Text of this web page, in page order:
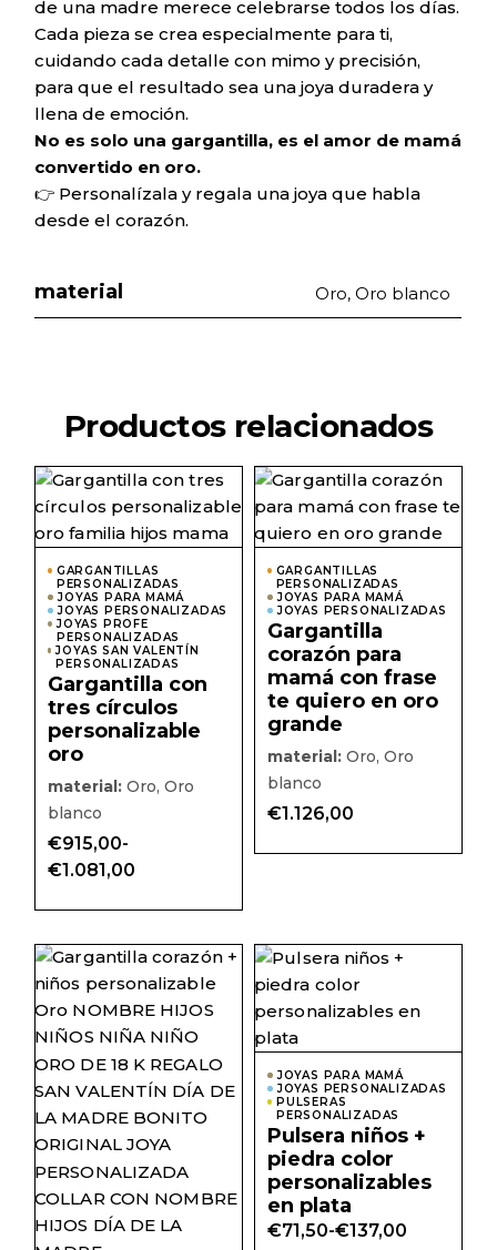
de una madre merece celebrarse todos los días.
Cada pieza se crea especialmente para ti,
cuidando cada detalle con mimo y precisión,
para que el resultado sea una joya duradera y
llena de emoción.
No es solo una gargantilla, es el amor de mamá
convertido en oro.
👉 Personalízala y regala una joya que habla
desde el corazón.
material Oro, Oro blanco
Productos relacionados
Este
producto
tiene
múltiples
variantes.
opciones
pueden
elegir
página
producto
GARGANTILLAS
PERSONALIZADAS
JOYAS PARA MAMÁ
JOYAS PERSONALIZADAS
JOYAS PROFE
PERSONALIZADAS
JOYAS SAN VALENTÍN
PERSONALIZADAS
Gargantilla con
tres círculos
personalizable
oro
material: Oro, Oro
blanco
€915,00-
€1.081,00
Rango
de
desde
hasta
€1.081,00
GARGANTILLAS
PERSONALIZADAS
JOYAS PARA MAMÁ
JOYAS PERSONALIZADAS
Gargantilla
corazón para
mamá con frase
te quiero en oro
grande
material:Oro, Oro
blanco
€1.126,00
Este
producto
tiene
múltiples
variantes.
opciones
se
pueden
elegir
página
producto
Las
JOYAS PARA MAMÁ
JOYAS PERSONALIZADAS
PULSERAS
PERSONALIZADAS
Pulsera niños +
piedra color
personalizables
en plata
€71,50-€137,00
Rango